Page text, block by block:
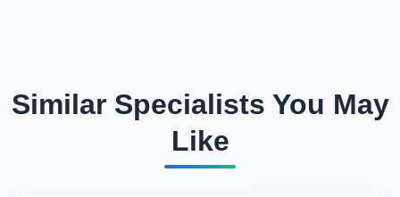
Similar Specialists You May
Like